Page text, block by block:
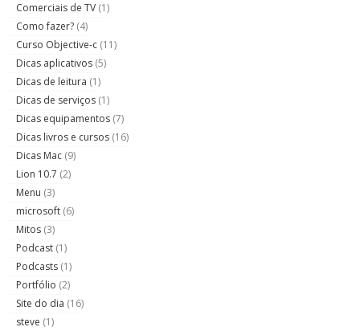
Comerciais de TV (1)
Como fazer? (4)
Curso Objective-c (11)
Dicas aplicativos (5)
Dicas de leitura (1)
Dicas de serviços (1)
Dicas equipamentos (7)
Dicas livros e cursos (16)
Dicas Mac (9)
Lion 10.7 (2)
Menu (3)
microsoft (6)
Mitos (3)
Podcast (1)
Podcasts (1)
Portfólio (2)
Site do dia (16)
steve (1)